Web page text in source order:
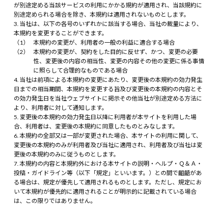
が別途定める当該サービスの利用にかかる規約が適用され、当該規約に
別途定められる場合を除き、本規約は適用されないものとします。
当社は、以下の各号のいずれかに該当する場合、当社の裁量により、
本規約を変更することができます。
本規約の変更が、利用者の一般の利益に適合する場合
本規約の変更が、契約をした目的に反せず、かつ、変更の必要
性、変更後の内容の相当性、変更の内容その他の変更に係る事情
に照らして合理的なものである場合
当社は前項による本規約の変更にあたり、変更後の本規約の効力発生
日までの相当期間、本規約を変更する旨及び変更後の本規約の内容とそ
の効力発生日を当社ウェブサイトに掲示その他当社が別途定める方法に
より、利用者に対して通知します。
変更後の本規約の効力発生日以降に利用者が本サイトを利用した場
合、利用者は、変更後の本規約に同意したものとみなします。
本規約の全部又は一部が変更された場合、本サイトの利用に関して、
変更後の本規約のみが利用者及び当社に適用され、利用者及び当社は変
更後の本規約のみに従うものとします。
本規約の内容と本規約外における本サイトの説明・ヘルプ・Ｑ＆Ａ・
投稿・ガイドライン等（以下「規定」といいます。）との間で齟齬があ
る場合は、規定が優先して適用されるものとします。ただし、規定にお
いて本規約が優先的に適用されることが明示的に記載されている場合
は、この限りではありません。